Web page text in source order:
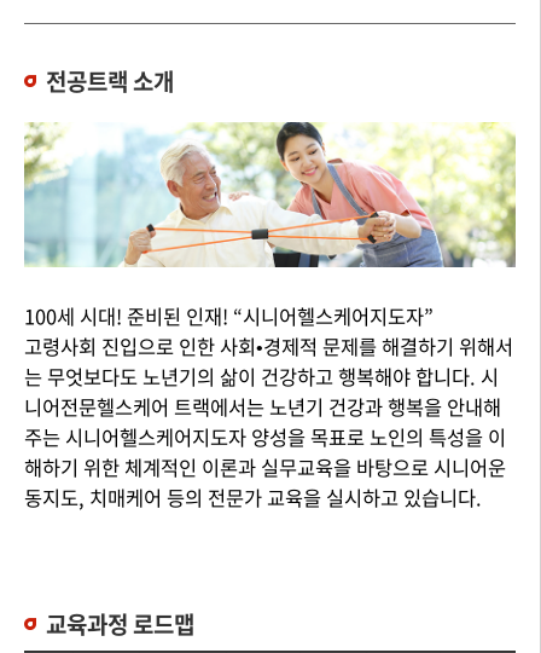
전공트랙 소개
100세 시대! 준비된 인재! “시니어헬스케어지도자”
고령사회 진입으로 인한 사회•경제적 문제를 해결하기 위해서
는 무엇보다도 노년기의 삶이 건강하고 행복해야 합니다. 시
니어전문헬스케어 트랙에서는 노년기 건강과 행복을 안내해
주는 시니어헬스케어지도자 양성을 목표로 노인의 특성을 이
해하기 위한 체계적인 이론과 실무교육을 바탕으로 시니어운
동지도, 치매케어 등의 전문가 교육을 실시하고 있습니다.
교육과정 로드맵